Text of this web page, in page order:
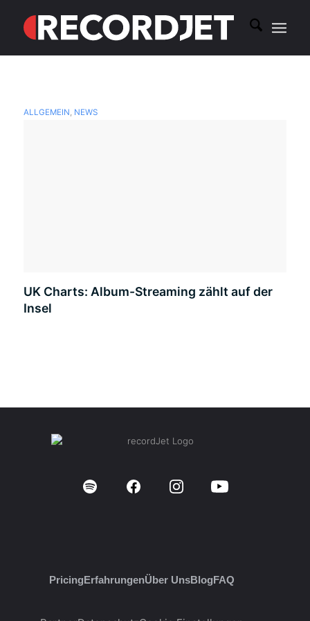
ALLGEMEIN, NEWS
UK Charts: Album-Streaming zählt auf der
Insel
PricingErfahrungenÜber UnsBlogFAQ